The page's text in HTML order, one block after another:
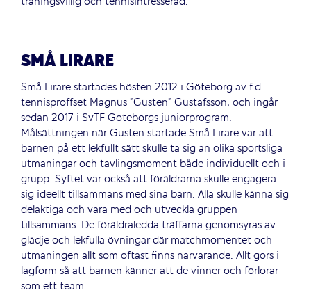
SMÅ LIRARE
Små Lirare startades hösten 2012 i Göteborg av f.d.
tennisproffset Magnus ”Gusten” Gustafsson, och ingår
sedan 2017 i SvTF Göteborgs juniorprogram.
Målsättningen när Gusten startade Små Lirare var att
barnen på ett lekfullt sätt skulle ta sig an olika sportsliga
utmaningar och tävlingsmoment både individuellt och i
grupp. Syftet var också att föräldrarna skulle engagera
sig ideellt tillsammans med sina barn. Alla skulle känna sig
delaktiga och vara med och utveckla gruppen
tillsammans. De föräldraledda träffarna genomsyras av
glädje och lekfulla övningar där matchmomentet och
utmaningen allt som oftast finns närvarande. Allt görs i
lagform så att barnen känner att de vinner och förlorar
som ett team.